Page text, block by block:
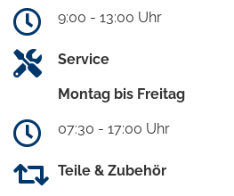
9:00 - 13:00 Uhr
Service
Montag bis Freitag
07:30 - 17:00 Uhr
Teile & Zubehör